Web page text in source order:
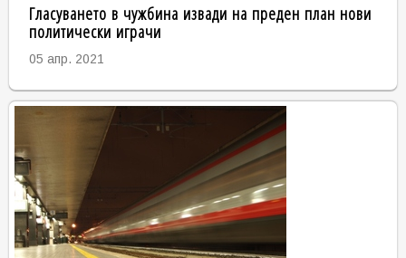
Гласуването в чужбина извади на преден план нови
политически играчи
05 апр. 2021